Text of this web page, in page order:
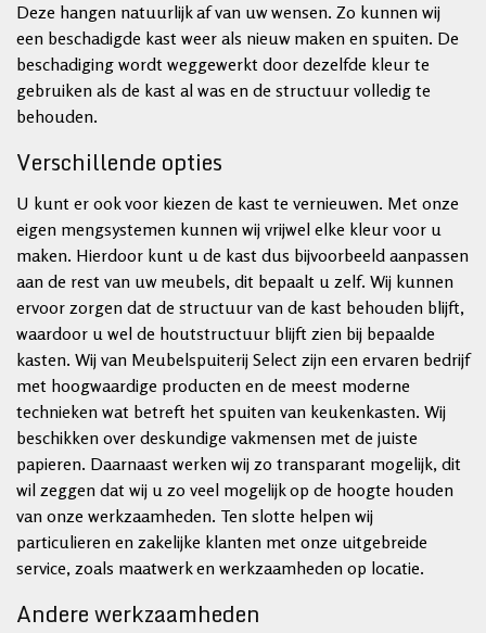
Deze hangen natuurlijk af van uw wensen. Zo kunnen wij
een beschadigde kast weer als nieuw maken en spuiten. De
beschadiging wordt weggewerkt door dezelfde kleur te
gebruiken als de kast al was en de structuur volledig te
behouden.
Verschillende opties
U kunt er ook voor kiezen de kast te vernieuwen. Met onze
eigen mengsystemen kunnen wij vrijwel elke kleur voor u
maken. Hierdoor kunt u de kast dus bijvoorbeeld aanpassen
aan de rest van uw meubels, dit bepaalt u zelf. Wij kunnen
ervoor zorgen dat de structuur van de kast behouden blijft,
waardoor u wel de houtstructuur blijft zien bij bepaalde
kasten. Wij van Meubelspuiterij Select zijn een ervaren bedrijf
met hoogwaardige producten en de meest moderne
technieken wat betreft het spuiten van keukenkasten. Wij
beschikken over deskundige vakmensen met de juiste
papieren. Daarnaast werken wij zo transparant mogelijk, dit
wil zeggen dat wij u zo veel mogelijk op de hoogte houden
van onze werkzaamheden. Ten slotte helpen wij
particulieren en zakelijke klanten met onze uitgebreide
service, zoals maatwerk en werkzaamheden op locatie.
Andere werkzaamheden